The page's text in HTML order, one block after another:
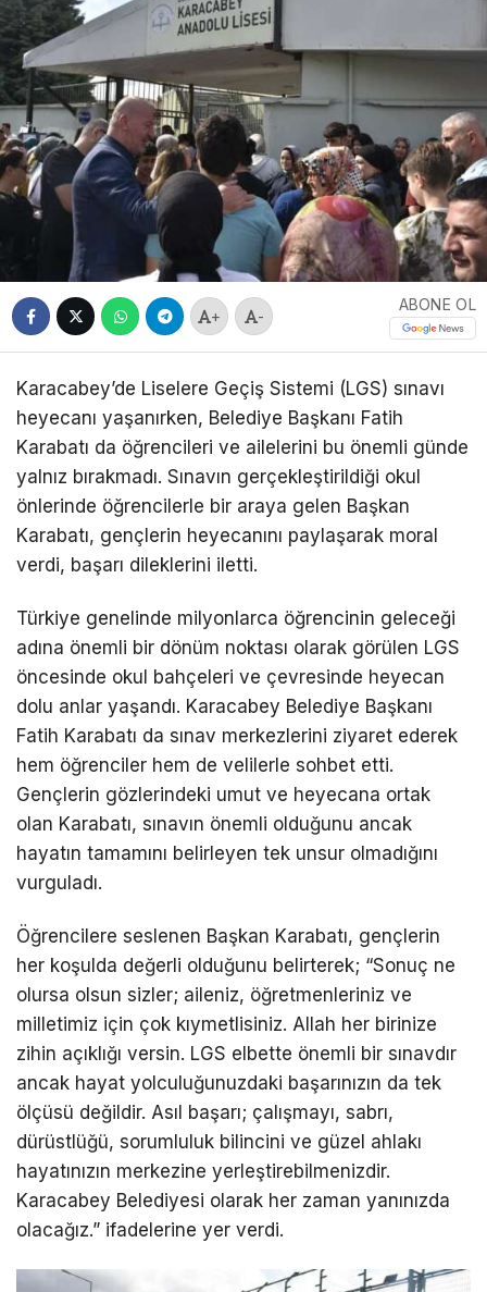
+ -
ABONE OL
Karacabey’de Liselere Geçiş Sistemi (LGS) sınavı
heyecanı yaşanırken, Belediye Başkanı Fatih
Karabatı da öğrencileri ve ailelerini bu önemli günde
yalnız bırakmadı. Sınavın gerçekleştirildiği okul
önlerinde öğrencilerle bir araya gelen Başkan
Karabatı, gençlerin heyecanını paylaşarak moral
verdi, başarı dileklerini iletti.
Türkiye genelinde milyonlarca öğrencinin geleceği
adına önemli bir dönüm noktası olarak görülen LGS
öncesinde okul bahçeleri ve çevresinde heyecan
dolu anlar yaşandı. Karacabey Belediye Başkanı
Fatih Karabatı da sınav merkezlerini ziyaret ederek
hem öğrenciler hem de velilerle sohbet etti.
Gençlerin gözlerindeki umut ve heyecana ortak
olan Karabatı, sınavın önemli olduğunu ancak
hayatın tamamını belirleyen tek unsur olmadığını
vurguladı.
Öğrencilere seslenen Başkan Karabatı, gençlerin
her koşulda değerli olduğunu belirterek; “Sonuç ne
olursa olsun sizler; aileniz, öğretmenleriniz ve
milletimiz için çok kıymetlisiniz. Allah her birinize
zihin açıklığı versin. LGS elbette önemli bir sınavdır
ancak hayat yolculuğunuzdaki başarınızın da tek
ölçüsü değildir. Asıl başarı; çalışmayı, sabrı,
dürüstlüğü, sorumluluk bilincini ve güzel ahlakı
hayatınızın merkezine yerleştirebilmenizdir.
Karacabey Belediyesi olarak her zaman yanınızda
olacağız.” ifadelerine yer verdi.